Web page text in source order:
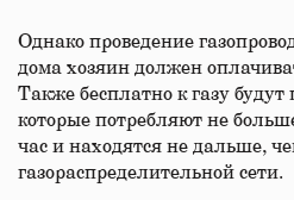
Однако проведение
дома хозяин должен
Также бесплатно к газу
которые потребляют не
час и находятся не дальше,
газораспределительной сети.